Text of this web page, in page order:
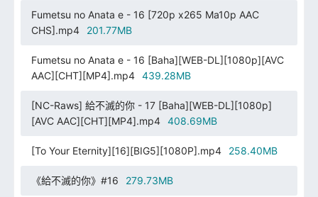
Fumetsu no Anata e - 16 [720p x265 Ma10p AAC
CHS].mp4
201.77MB
Fumetsu no Anata e - 16 [Baha][WEB-DL][1080p][AVC
AAC][CHT][MP4].mp4
439.28MB
[NC-Raws] 給不滅的你 - 17 [Baha][WEB-DL][1080p]
[AVC AAC][CHT][MP4].mp4
408.69MB
[To Your Eternity][16][BIG5][1080P].mp4 258.40MB
《給不滅的你》#16 279.73MB